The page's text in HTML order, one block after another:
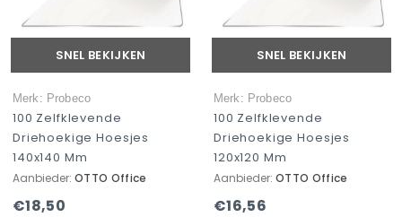
SNEL BEKIJKEN
Merk: Probeco
100 Zelfklevende
Driehoekige Hoesjes
140x140 Mm
Aanbieder: OTTO Office
€18,50
SNEL BEKIJKEN
Merk: Probeco
100 Zelfklevende
Driehoekige Hoesjes
120x120 Mm
Aanbieder: OTTO Office
€16,56